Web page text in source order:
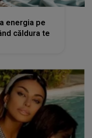
energia pe
căldura te